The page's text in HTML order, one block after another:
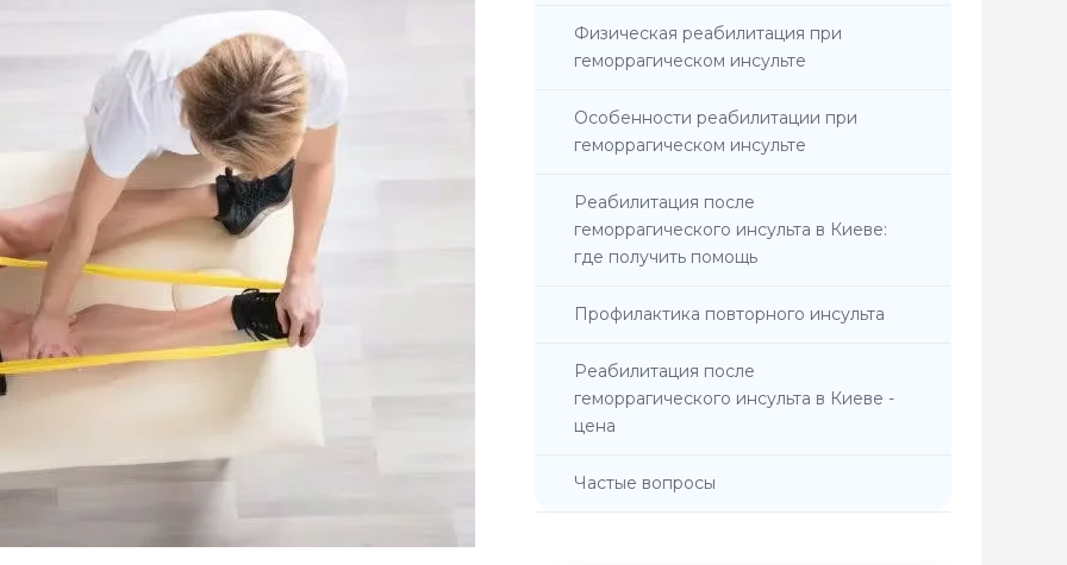
Физическая реабилитация при
геморрагическом инсульте
Особенности реабилитации при
геморрагическом инсульте
Реабилитация после
геморрагического инсульта в Киеве:
где получить помощь
Профилактика повторного инсульта
Реабилитация после
геморрагического инсульта в Киеве -
цена
Частые вопросы